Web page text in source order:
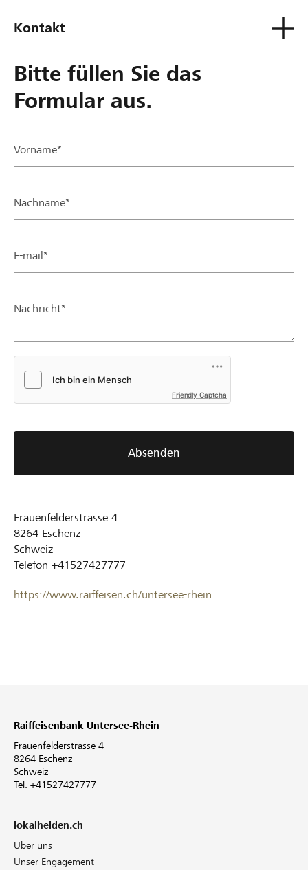
Kontakt
Bitte füllen Sie das
Formular aus.
Vorname*
Nachname*
E-mail*
Nachricht*
Friendly Captcha
Absenden
Frauenfelderstrasse 4
8264 Eschenz
Schweiz
Telefon +41527427777
https://www.raiffeisen.ch/untersee-rhein
Raiffeisenbank Untersee-Rhein
Frauenfelderstrasse 4
8264 Eschenz
Schweiz
Tel. +41527427777
lokalhelden.ch
Über uns
Unser Engagement